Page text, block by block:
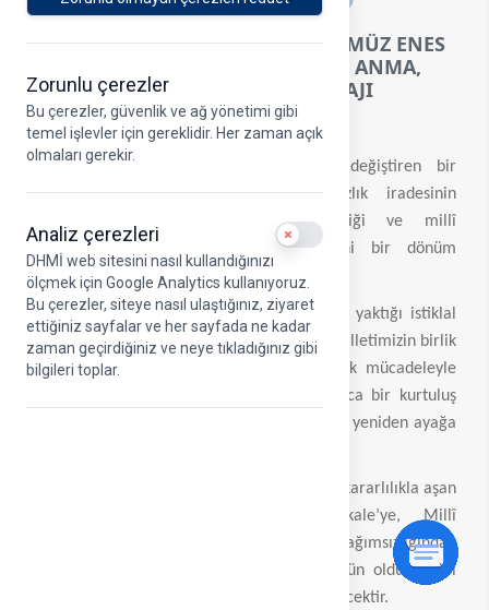
Zorunlu çerezler
Bu çerezler, güvenlik ve ağ yönetimi gibi
temel işlevler için gereklidir. Her zaman açık
olmaları gerekir.
Analiz çerezleri Use setting
DHMİ web sitesini nasıl kullandığınızı
ölçmek için Google Analytics kullanıyoruz.
Bu çerezler, siteye nasıl ulaştığınız, ziyaret
ettiğiniz sayfalar ve her sayfada ne kadar
zaman geçirdiğiniz ve neye tıkladığınız gibi
bilgileri toplar.
YK BAŞKANI VE GENEL MÜDÜRÜMÜZ ENES
ÇAKMAK’IN 19 MAYIS ATATÜRK’Ü ANMA,
GENÇLİK VE SPOR BAYRAMI MESAJI
19 Mayıs 1919, milletimizin kaderini değiştiren bir
başlangıcın adıdır. Bu tarih; bağımsızlık iradesinin
somutlaştığı, umudun yeniden yeşerdiği ve millî
mücadelenin ilk adımının atıldığı tarihi bir dönüm
noktasıdır.
Gazi Mustafa Kemal Atatürk’ün Samsun’da yaktığı istiklal
meşalesi, kısa sürede tüm yurda yayılmış; milletimizin birlik
ve beraberlik içinde ortaya koyduğu büyük mücadeleyle
bağımsızlıkla taçlanmıştır. Bu süreç, yalnızca bir kurtuluş
mücadelesi değil, aynı zamanda bir milletin yeniden ayağa
Tarih boyunca nice zorlukları aynı inanç ve kararlılıkla aşan
aziz milletimiz; Malazgirt’ten Çanakkale’ye, Millî
Mücadele’den günümüze uzanan süreçte bağımsızlığından
asla taviz vermemiştir. Bu güçlü ruh, bugün olduğu gibi
yarın da yolumuzu aydınlatmaya devam edecektir.